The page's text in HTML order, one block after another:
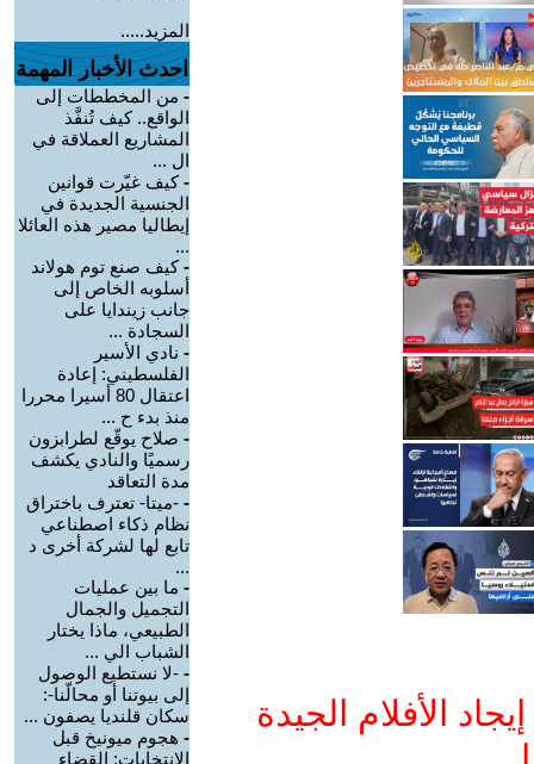
الأفلام الجيدة
المزيد.....
احدث الأخبار المهمة
- من المخططات إلى
الواقع.. كيف تُنفَّذ
المشاريع العملاقة في
ال ...
-كيف غيّرت قوانين
الجنسية الجديدة في
إيطاليا مصير هذه العائلا
...
-كيف صنع توم هولاند
أسلوبه الخاص إلى
جانب زيندايا على
السجادة ...
- نادي الأسير
الفلسطيني: إعادة
اعتقال 80 أسيرا محررا
منذ بدء ح ...
- صلاح يوقّع لطرابزون
رسميًا والنادي يكشف
مدة التعاقد
- -ميتا- تعترف باختراق
نظام ذكاء اصطناعي
تابع لها لشركة أخرى د
...
- ما بين عمليات
التجميل والجمال
الطبيعي، ماذا يختار
الشباب الي ...
- -لا نستطيع الوصول
إلى بيوتنا أو محالّنا-:
سكان قلنديا يصفون ...
- هجوم ميونيخ قبل
الانتخابات: القضاء